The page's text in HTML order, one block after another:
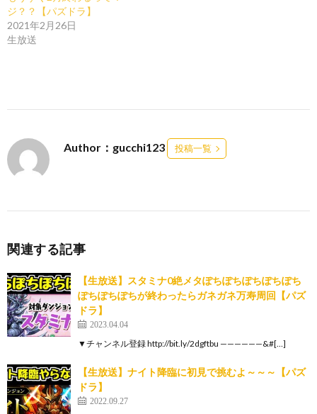
ジ？？【パズドラ】
2021年2月26日
生放送
Author：gucchi123 投稿一覧
関連する記事
【生放送】スタミナ0絶メタぽちぽちぽちぽちぽち
ぽちぽちぽちが終わったらガネガネ万寿周回【パズ
ドラ】
2023.04.04
▼チャンネル登録 http://bit.ly/2dgftbu ——————&#[…]
【生放送】ナイト降臨に初見で挑むよ～～～【パズ
ドラ】
2022.09.27